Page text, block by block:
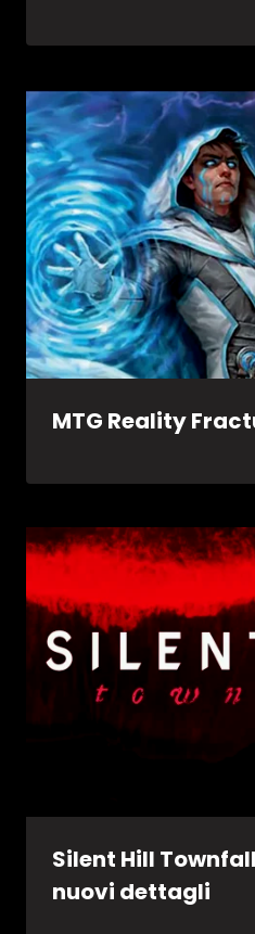
MTG Reality
Silent Hill
nuovi dettagli